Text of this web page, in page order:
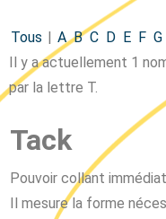
Tous A B C D E F G
Il y a actuellement 1
par la lettre T.
Tack
Pouvoir collant
Il mesure la forme